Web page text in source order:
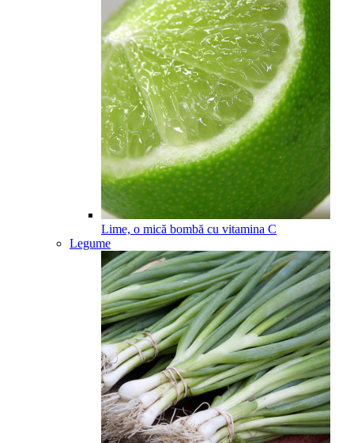
Lime, o mică bombă cu vitamina C
Legume